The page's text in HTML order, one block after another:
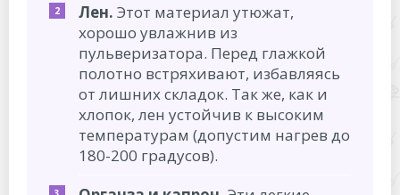
Лен. Этот материал утюжат,
хорошо увлажнив из
пульверизатора. Перед глажкой
полотно встряхивают, избавляясь
от лишних складок. Так же, как и
хлопок, лен устойчив к высоким
температурам (допустим нагрев до
180-200 градусов).